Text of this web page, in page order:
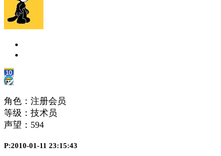
角色：注册会员
等级：技术员
声望： 594
P:2010-01-11 23:15:43